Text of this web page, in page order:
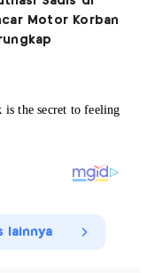
Motor Korban
lainnya